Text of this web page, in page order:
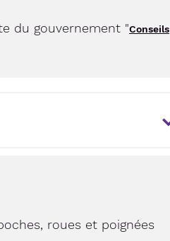
du gouvernement "Conseils
roues et poignées